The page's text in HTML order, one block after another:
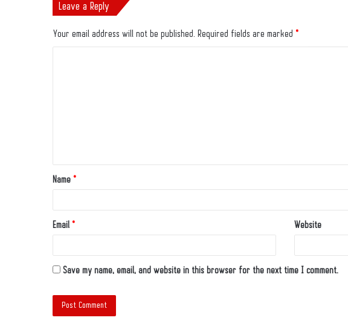
Leave a Reply
Your email address will not be published. Required fields are marked *
Name *
Email * Website
Save my name, email, and website in this browser for the next time I comment.